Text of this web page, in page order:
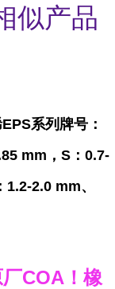
似产品
EPS系列牌号 ：
mm， S ： 0.7-
： 1.2-2.0 mm、
COA！橡